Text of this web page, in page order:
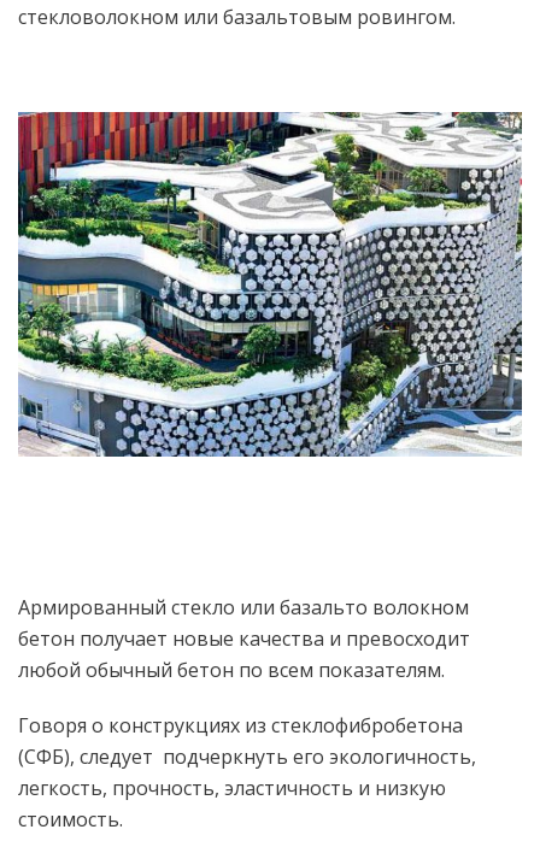
стекловолокном или базальтовым ровингом.
Армированный стекло или базальто волокном
бетон получает новые качества и превосходит
любой обычный бетон по всем показателям.
Говоря о конструкциях из стеклофибробетона
(СФБ), следует подчеркнуть его экологичность,
легкость, прочность, эластичность и низкую
стоимость.